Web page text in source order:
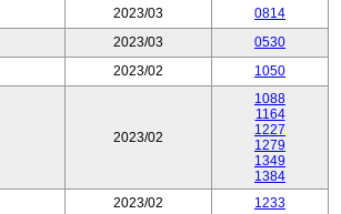
2023/03
0814
2023/03
0530
2023/02 1050
2023/02
1088
1164
1227
1279
1349
1384
2023/02 1233